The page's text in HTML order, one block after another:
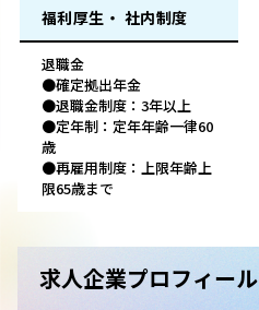
福利厚生・ 社内制度
退職金
●確定拠出年金
●退職金制度：3年以上
●定年制：定年年齢一律60
歳
●再雇用制度：上限年齢上
限65歳まで
求人企業プロフィール